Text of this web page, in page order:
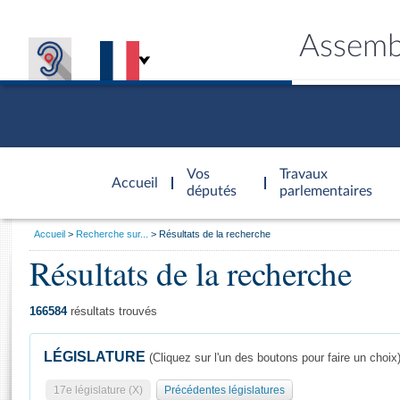
Accueil
d'accueil
Vos
députés
Travaux
parlementaires
Général
Vous
Accueil Recherche sur... Résultats de la recherche
Résultats de la recherche
166584résultats trouvés
LÉGISLATURE (Cliquez sur l'un des boutons pour faire un choix)
17e législature (X) Précédentes législatures